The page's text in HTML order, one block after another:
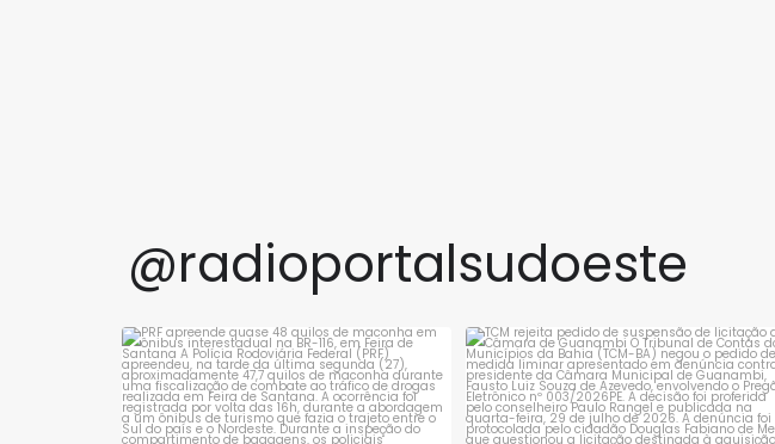
@radioportalsudoeste
PRF apreende quase 48 quilos de maconha
em ônibus...
1 0
TCM rejeita pedido de suspensão de
licitação da...
1 0